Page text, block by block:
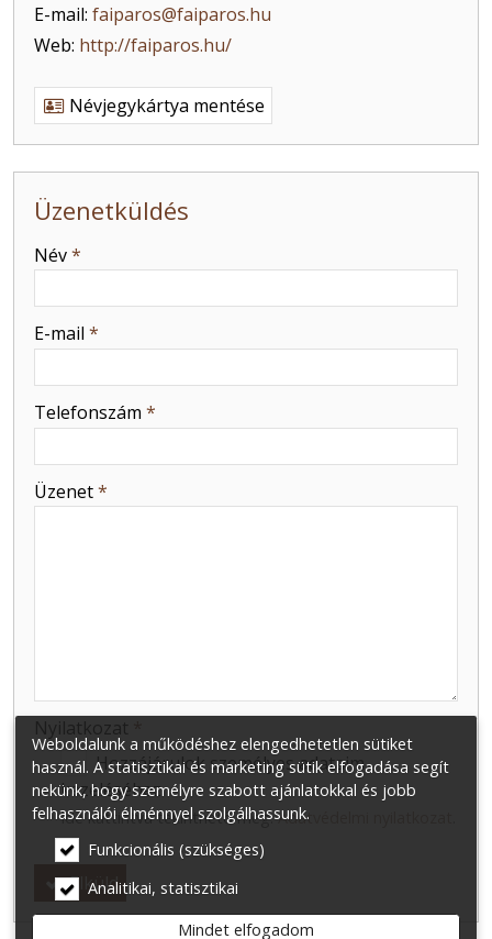
E-mail: faiparos@faiparos.hu
Web: http://faiparos.hu/
Névjegykártya mentése
Üzenetküldés
-
Név*
E-mail *
Telefonszám *
Üzenet*
Nyilatkozat
Hozzájárulok személyes adataim
kezeléséhez.
Ide kattintva tekinthető meg:Adatvédelmi nyilatkozat
Elküld
Weboldalunk a működéshez elengedhetetlen sütiket
használ. A statisztikai és marketing sütik elfogadása segít
nekünk, hogy személyre szabott ajánlatokkal és jobb
felhasználói élménnyel szolgálhassunk.
Funkcionális (szükséges)
Analitikai, statisztikai
Mindet elfogadom